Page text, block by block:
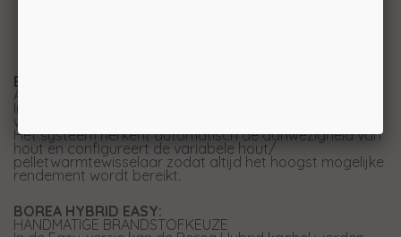
BOREA HYBRID:
AUTOMATISCHE BRANDSTOFKEUZE
In gecombineerde werking kan er op elk moment hout
worden toegevoegd.
Het systeem herkent automatisch de aanwezigheid van
hout en configureert de variabele hout/
pelletwarmtewisselaar zodat altijd het hoogst mogelijke
rendement wordt bereikt.
BOREA HYBRID EASY:
HANDMATIGE BRANDSTOFKEUZE